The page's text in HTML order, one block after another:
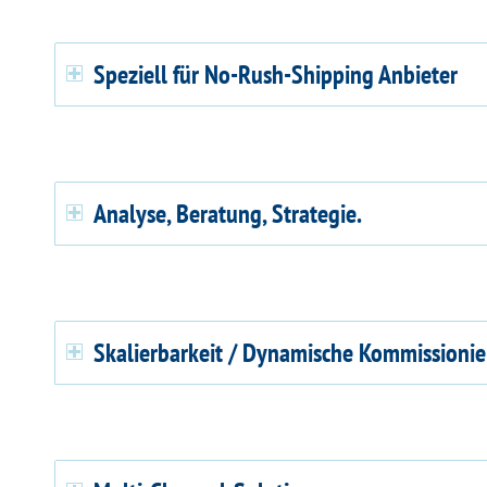
Speziell für No-Rush-Shipping Anbieter
Analyse, Beratung, Strategie.
Skalierbarkeit / Dynamische